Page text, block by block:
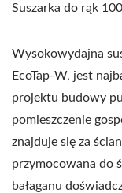
Suszarka do rąk
Wysokowydajna
EcoTap-W, jest
projektu budowy
pomieszczenie
znajduje się za
przymocowana do
bałaganu